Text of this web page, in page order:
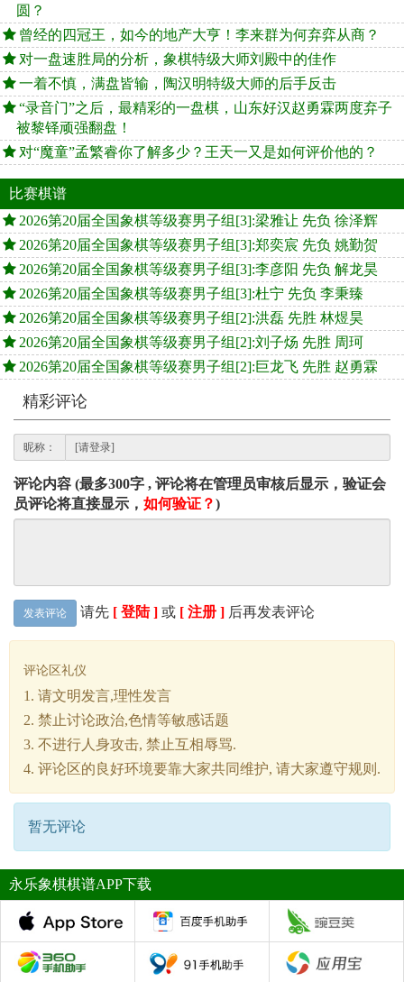
圆？
曾经的四冠王，如今的地产大亨！李来群为何弃弈从商？
对一盘速胜局的分析，象棋特级大师刘殿中的佳作
一着不慎，满盘皆输，陶汉明特级大师的后手反击
“录音门”之后，最精彩的一盘棋，山东好汉赵勇霖两度弃子
被黎铎顽强翻盘！
对“魔童”孟繁睿你了解多少？王天一又是如何评价他的？
比赛棋谱
2026第20届全国象棋等级赛男子组[3]:梁雅让 先负 徐泽辉
2026第20届全国象棋等级赛男子组[3]:郑奕宸 先负 姚勤贺
2026第20届全国象棋等级赛男子组[3]:李彦阳 先负 解龙昊
2026第20届全国象棋等级赛男子组[3]:杜宁 先负 李秉臻
2026第20届全国象棋等级赛男子组[2]:洪磊 先胜 林煜昊
2026第20届全国象棋等级赛男子组[2]:刘子炀 先胜 周珂
2026第20届全国象棋等级赛男子组[2]:巨龙飞 先胜 赵勇霖
精彩评论
昵称：
评论内容 (最多300字 , 评论将在管理员审核后显示，验证会
员评论将直接显示， 如何验证？)
发表评论 请先 [ 登陆 ] 或 [ 注册 ] 后再发表评论
评论区礼仪
1. 请文明发言,理性发言
2. 禁止讨论政治,色情等敏感话题
3. 不进行人身攻击, 禁止互相辱骂.
4. 评论区的良好环境要靠大家共同维护, 请大家遵守规则.
暂无评论
永乐象棋棋谱APP下载